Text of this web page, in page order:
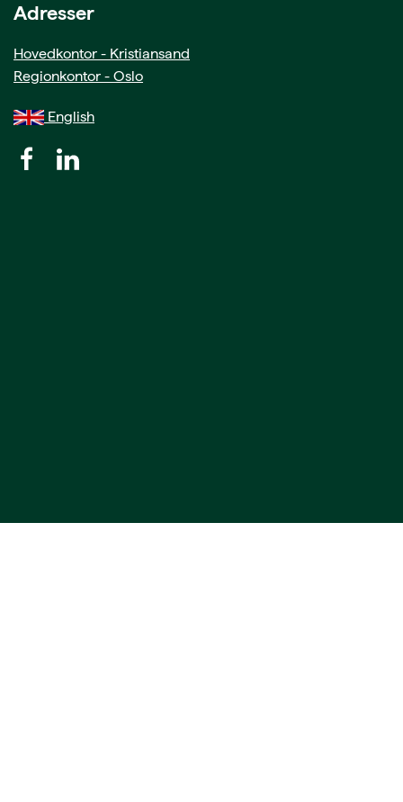
Adresser
Hovedkontor - Kristiansand
Regionkontor - Oslo
English